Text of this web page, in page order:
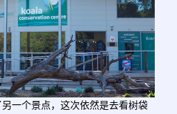
一个景点，这次依然是去看树袋